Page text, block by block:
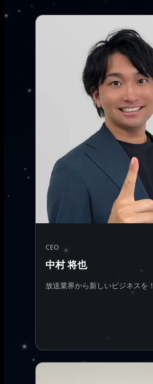
CEO
中村 将也
放送業界から新しいビジネスを！